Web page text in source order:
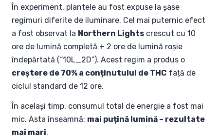
În experiment, plantele au fost expuse la șase
regimuri diferite de iluminare. Cel mai puternic efect
a fost observat la Northern Lights crescut cu 10
ore de lumină completă + 2 ore de lumină roșie
îndepărtată (“10L_2D”). Acest regim a produs o
creștere de 70% a conținutului de THC față de
ciclul standard de 12 ore.
În același timp, consumul total de energie a fost mai
mic. Asta înseamnă: mai puțină lumină – rezultate
mai mari.